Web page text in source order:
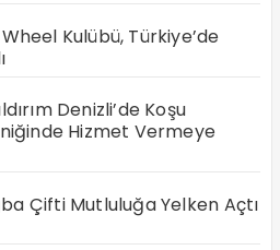
Kulübü, Türkiye’de
Denizli’de Koşu
Hizmet Vermeye
Çifti Mutluluğa Yelken Açtı